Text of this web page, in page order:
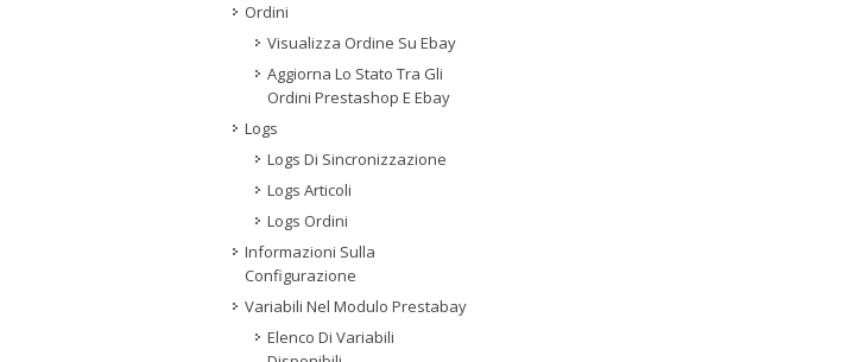
Ordini
Visualizza Ordine Su Ebay
Aggiorna Lo Stato Tra Gli
Ordini Prestashop E Ebay
Logs
Logs Di Sincronizzazione
Logs Articoli
Logs Ordini
Informazioni Sulla
Configurazione
Variabili Nel Modulo Prestabay
Elenco Di Variabili